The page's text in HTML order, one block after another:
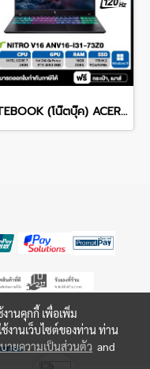
NOTEBOOK (โน๊ตบุ๊ค) ACER NITRO V 16 ANV16-I31-73Z0 16-inch WUXGA/CORE 7 240H/16GB/SSD 1TB/RTX 5060/WINDOWS 11 รับประกันซ่อมฟรีถึงบ้าน 3ปี
งานคุกกี้ เพื่อเพิ่ม
งานเว็บไซต์ของท่าน ท่าน
ายความเป็นส่วนตัว and